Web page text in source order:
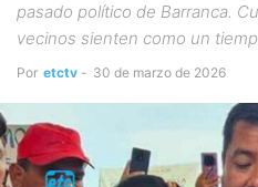
pasado político de Barranca.
vecinos sienten como un
Por etctv - 30 de marzo de 2026